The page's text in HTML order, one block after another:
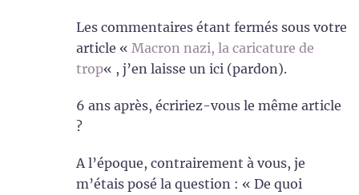
Les commentaires étant fermés sous votre
article « Macron nazi, la caricature de
trop« , j’en laisse un ici (pardon).
6 ans après, écririez-vous le même article
?
A l’époque, contrairement à vous, je
m’étais posé la question : « De quoi